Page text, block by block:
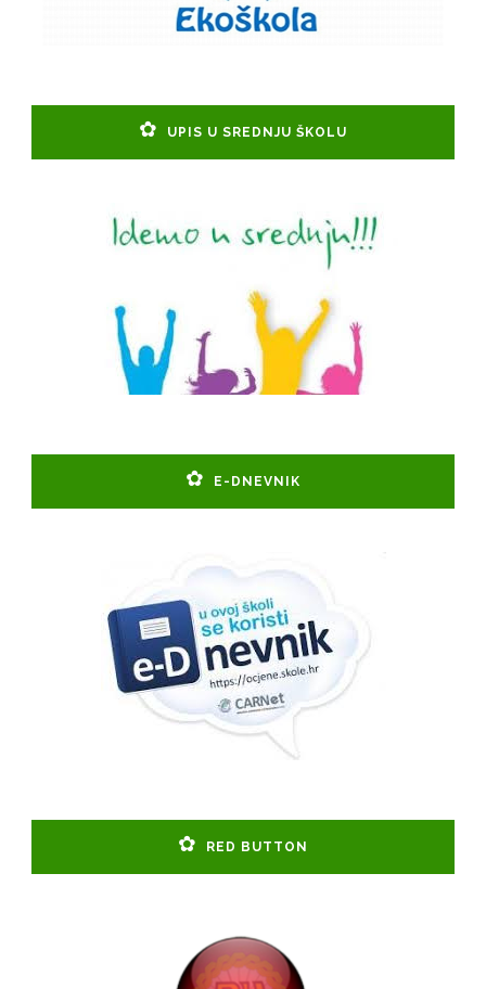
UPIS U SREDNJU ŠKOLU
E-DNEVNIK
RED BUTTON